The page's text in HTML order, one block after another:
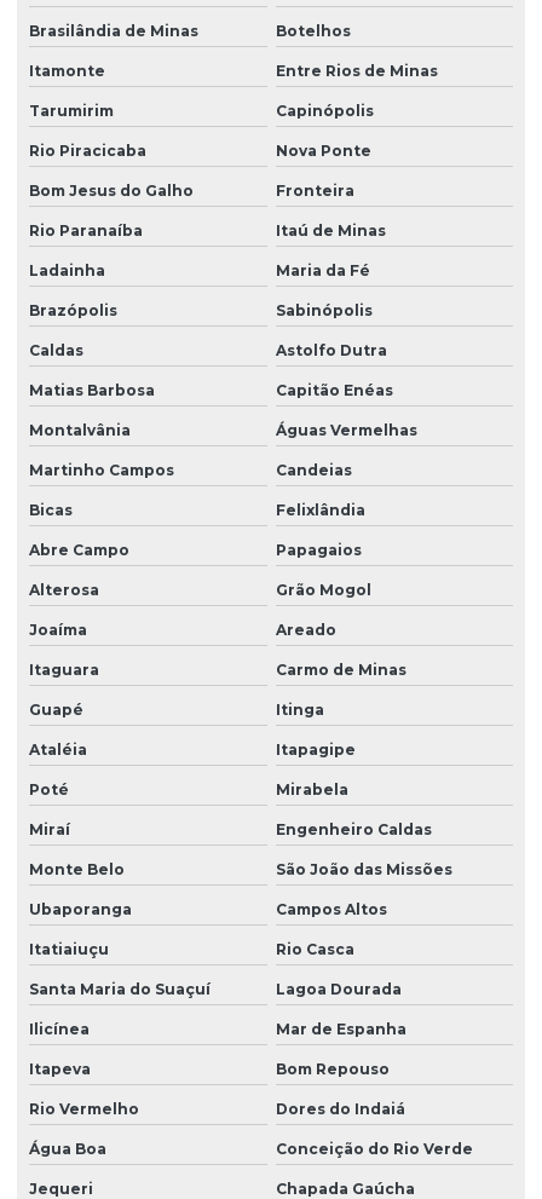
Brasilândia de Minas Botelhos
Itamonte Entre Rios de Minas
Tarumirim Capinópolis
Rio Piracicaba Nova Ponte
Bom Jesus do Galho Fronteira
Rio Paranaíba Itaú de Minas
Ladainha Maria da Fé
Brazópolis Sabinópolis
Caldas Astolfo Dutra
Matias Barbosa Capitão Enéas
Montalvânia Águas Vermelhas
Martinho Campos Candeias
Bicas Felixlândia
Abre Campo Papagaios
Alterosa Grão Mogol
Joaíma Areado
Itaguara Carmo de Minas
Guapé Itinga
Ataléia Itapagipe
Poté Mirabela
Miraí Engenheiro Caldas
Monte Belo São João das Missões
Ubaporanga Campos Altos
Itatiaiuçu Rio Casca
Santa Maria do Suaçuí Lagoa Dourada
Ilicínea Mar de Espanha
Itapeva Bom Repouso
Rio Vermelho Dores do Indaiá
Água Boa Conceição do Rio Verde
Jequeri Chapada Gaúcha